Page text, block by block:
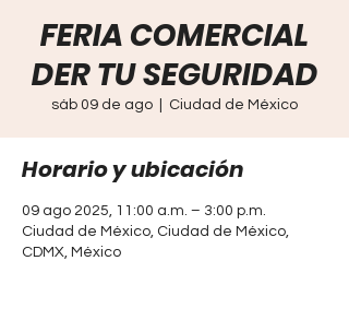
FERIA COMERCIAL
DER TU SEGURIDAD
sáb 09 de ago Ciudad de México
Horario y ubicación
09 ago 2025, 11:00 a.m. – 3:00 p.m.
Ciudad de México, Ciudad de México,
CDMX, México